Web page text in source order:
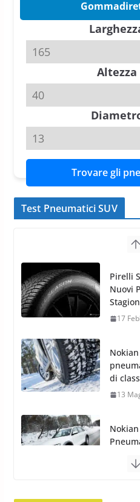
16
Pirelli
Tyre
20
Altezza
Trovare gli
Test Pneumatici SUV
Pirelli
Nuovi
17
Nokian
di
13
Nokian
23